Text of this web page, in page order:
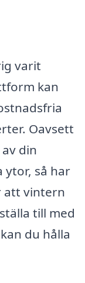
varit
kan
Oavsett
din
ytor, så har
att vintern
till med
du hålla